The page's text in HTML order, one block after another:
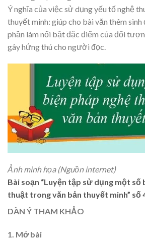
Ý nghĩa của việc sử dụng yếu tố nghệ
thuyết minh: giúp cho bài văn thêm sinh
phần làm nổi bật đặc điểm của đối
gây hứng thú cho người đọc.
Ảnh minh họa (Nguồn internet)
Bài soạn “Luyện tập sử dụng một số
thuật trong văn bản thuyết minh” số
DÀN Ý THAM KHẢO
1. Mở bài